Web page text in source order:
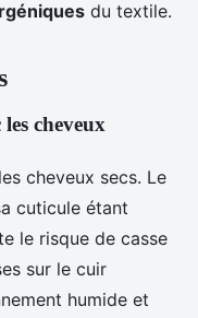
du textile.
cheveux
cheveux secs. Le
cuticule étant
le risque de casse
sur le cuir
humide et